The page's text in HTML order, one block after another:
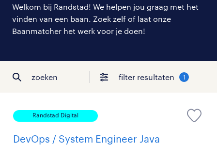
mijn carrière
over randstad
Welkom bij Randstad! We helpen jou graag met het
vinden van een baan. Zoek zelf of laat onze
Baanmatcher het werk voor je doen!
zoeken filter resultaten 1
Randstad Digital
DevOps / System Engineer Java